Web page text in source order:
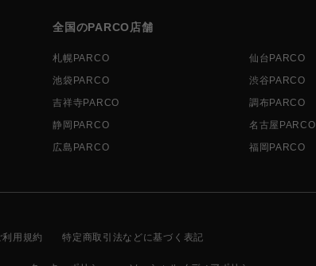
全国のPARCO店舗
札幌PARCO 仙台PARCO
池袋PARCO
渋谷PARCO
吉祥寺PARCO
調布PARCO
静岡PARCO
名古屋PARCO
広島PARCO
福岡PARCO
利用規約 特定商取引法などに基づく表記